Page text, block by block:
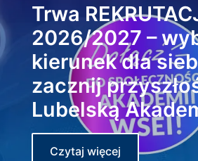
Trwa
2026/2027 –
kierunek dla
zacznij
Lubelską
Czytaj więcej